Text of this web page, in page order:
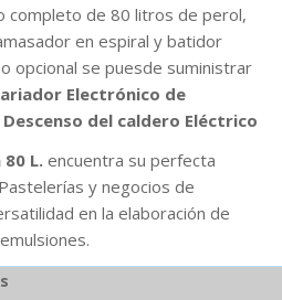
completo de 80 litros de perol,
en espiral y batidor
opcional se puesde suministrar
Electrónico de
del caldero Eléctrico
L. encuentra su perfecta
y negocios de
en la elaboración de